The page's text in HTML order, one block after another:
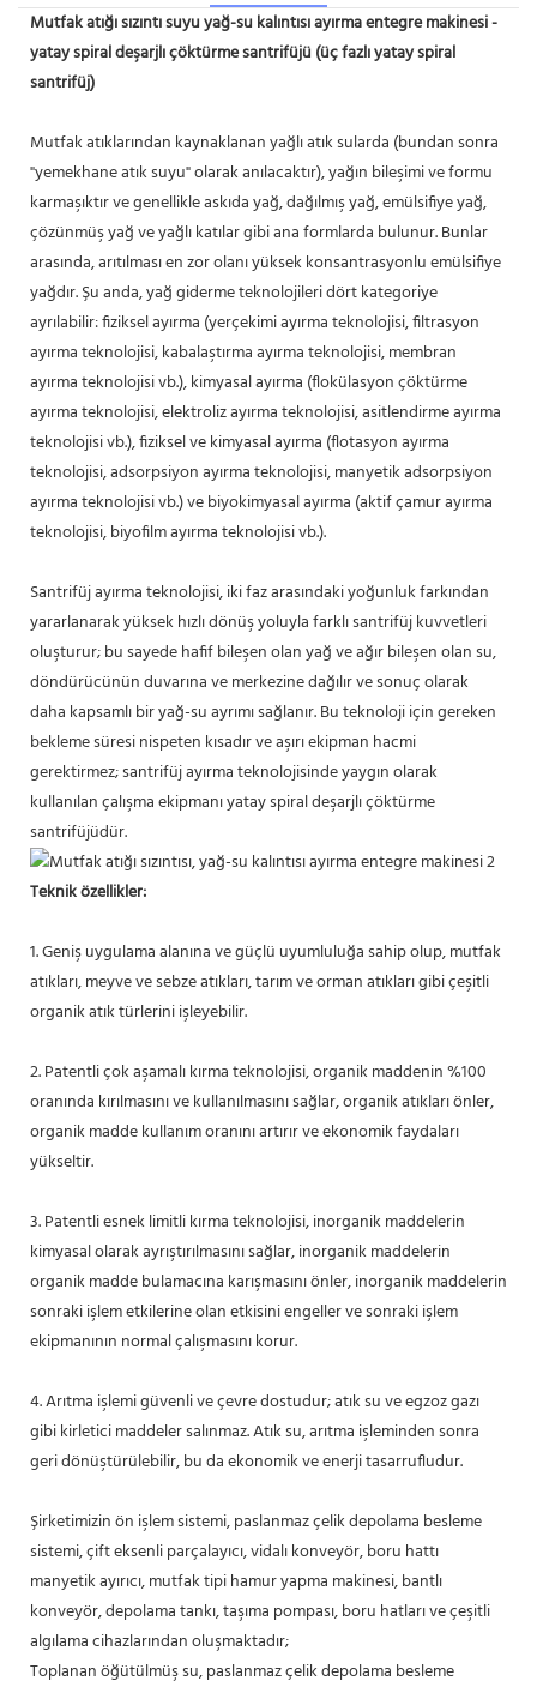
Mutfak atığı sızıntı suyu yağ-su kalıntısı ayırma entegre makinesi -
yatay spiral deşarjlı çöktürme santrifüjü (üç fazlı yatay spiral
santrifüj)
Mutfak atıklarından kaynaklanan yağlı atık sularda (bundan sonra
"yemekhane atık suyu" olarak anılacaktır), yağın bileşimi ve formu
karmaşıktır ve genellikle askıda yağ, dağılmış yağ, emülsifiye yağ,
çözünmüş yağ ve yağlı katılar gibi ana formlarda bulunur. Bunlar
arasında, arıtılması en zor olanı yüksek konsantrasyonlu emülsifiye
yağdır. Şu anda, yağ giderme teknolojileri dört kategoriye
ayrılabilir: fiziksel ayırma (yerçekimi ayırma teknolojisi, filtrasyon
ayırma teknolojisi, kabalaştırma ayırma teknolojisi, membran
ayırma teknolojisi vb.), kimyasal ayırma (flokülasyon çöktürme
ayırma teknolojisi, elektroliz ayırma teknolojisi, asitlendirme ayırma
teknolojisi vb.), fiziksel ve kimyasal ayırma (flotasyon ayırma
teknolojisi, adsorpsiyon ayırma teknolojisi, manyetik adsorpsiyon
ayırma teknolojisi vb.) ve biyokimyasal ayırma (aktif çamur ayırma
teknolojisi, biyofilm ayırma teknolojisi vb.).
Santrifüj ayırma teknolojisi, iki faz arasındaki yoğunluk farkından
yararlanarak yüksek hızlı dönüş yoluyla farklı santrifüj kuvvetleri
oluşturur; bu sayede hafif bileşen olan yağ ve ağır bileşen olan su,
döndürücünün duvarına ve merkezine dağılır ve sonuç olarak
daha kapsamlı bir yağ-su ayrımı sağlanır. Bu teknoloji için gereken
bekleme süresi nispeten kısadır ve aşırı ekipman hacmi
gerektirmez; santrifüj ayırma teknolojisinde yaygın olarak
kullanılan çalışma ekipmanı yatay spiral deşarjlı çöktürme
santrifüjüdür.
Teknik özellikler:
1. Geniş uygulama alanına ve güçlü uyumluluğa sahip olup, mutfak
atıkları, meyve ve sebze atıkları, tarım ve orman atıkları gibi çeşitli
organik atık türlerini işleyebilir.
2. Patentli çok aşamalı kırma teknolojisi, organik maddenin %100
oranında kırılmasını ve kullanılmasını sağlar, organik atıkları önler,
organik madde kullanım oranını artırır ve ekonomik faydaları
yükseltir.
3. Patentli esnek limitli kırma teknolojisi, inorganik maddelerin
kimyasal olarak ayrıştırılmasını sağlar, inorganik maddelerin
organik madde bulamacına karışmasını önler, inorganik maddelerin
sonraki işlem etkilerine olan etkisini engeller ve sonraki işlem
ekipmanının normal çalışmasını korur.
4. Arıtma işlemi güvenli ve çevre dostudur; atık su ve egzoz gazı
gibi kirletici maddeler salınmaz. Atık su, arıtma işleminden sonra
geri dönüştürülebilir, bu da ekonomik ve enerji tasarrufludur.
Şirketimizin ön işlem sistemi, paslanmaz çelik depolama besleme
sistemi, çift eksenli parçalayıcı, vidalı konveyör, boru hattı
manyetik ayırıcı, mutfak tipi hamur yapma makinesi, bantlı
konveyör, depolama tankı, taşıma pompası, boru hatları ve çeşitli
algılama cihazlarından oluşmaktadır;
Toplanan öğütülmüş su, paslanmaz çelik depolama besleme